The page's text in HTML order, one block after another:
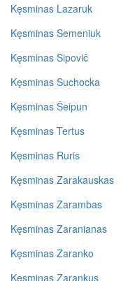
Kęsminas Lazaruk
Kęsminas Semeniuk
Kęsminas Sipovič
Kęsminas Suchocka
Kęsminas Šeipun
Kęsminas Tertus
Kęsminas Ruris
Kęsminas Zarakauskas
Kęsminas Zarambas
Kęsminas Zaranianas
Kęsminas Zaranko
Kęsminas Zarankus